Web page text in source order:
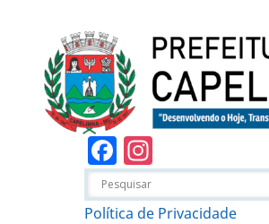
Facebook
Política de Privacidade